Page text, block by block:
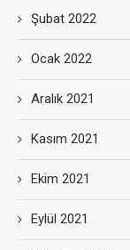
Şubat 2022
Ocak 2022
Aralık 2021
Kasım 2021
Ekim 2021
Eylül 2021